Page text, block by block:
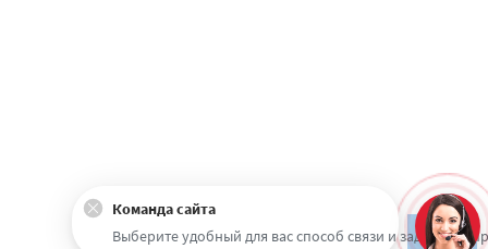
Наверх
Команда сайта
Выберите удобный для вас способ связи и задайте